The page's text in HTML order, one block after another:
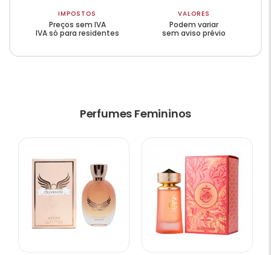
IMPOSTOS
Preços sem IVA
IVA só para residentes
VALORES
Podem variar
sem aviso prévio
Perfumes Femininos